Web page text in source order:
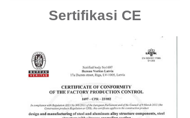
Sertifikasi CE